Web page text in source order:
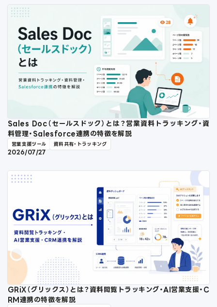
Sales Doc（セールスドック）とは？営業資料トラッキング・資
料管理・Salesforce連携の特徴を解説
営業支援ツール 資料共有・トラッキング
2026/07/27
GRiX（グリックス）とは？資料閲覧トラッキング・AI営業支援・C
RM連携の特徴を解説